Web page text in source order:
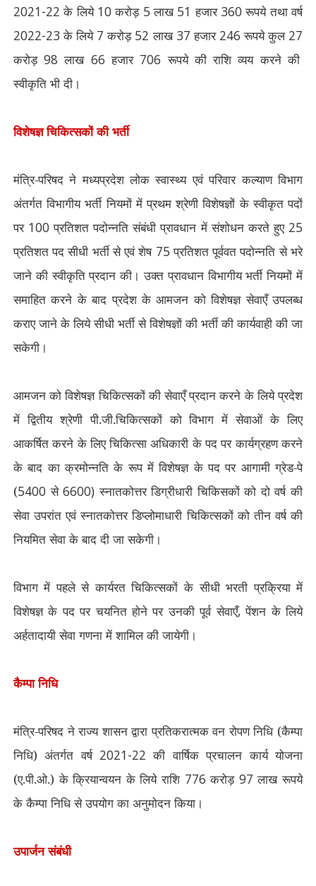
2021-22 के लिये 10 करोड़ 5 लाख 51 हजार 360 रूपये तथा वर्ष
2022-23 के लिये 7 करोड़ 52 लाख 37 हजार 246 रूपये कुल 27
करोड़98 लाख 66 हजार 706 रूपये की राशि व्यय करने की
स्वीकृति भी दी।
विशेषज्ञ चिकित्सकों की भर्ती
मंत्रि-परिषद ने मध्यप्रदेश लोक स्वास्थ्य एवं परिवार कल्याण विभाग
अंतर्गत विभागीय भर्ती नियमों में प्रथम श्रेणी विशेषज्ञों के स्वीकृत पदों
पर 100 प्रतिशत पदोन्नति संबंधी प्रावधान में संशोधन करते हुए 25
प्रतिशत पद सीधी भर्ती से एवं शेष 75 प्रतिशत पूर्ववत पदोन्नति से भरे
जाने की स्वीकृति प्रदान की। उक्त प्रावधान विभागीय भर्ती नियमों में
समाहित करने के बाद प्रदेश के आमजन को विशेषज्ञ सेवाएँ उपलब्ध
कराए जाने के लिये सीधी भर्ती से विशेषज्ञों की भर्ती की कार्यवाही की जा
सकेगी।
आमजन को विशेषज्ञ चिकित्सकों की सेवाएँ प्रदान करने के लिये प्रदेश
में द्वितीय श्रेणी पी.जी.चिकित्सकों को विभाग में सेवाओं के लिए
आकर्षित करने के लिए चिकित्सा अधिकारी के पद पर कार्यग्रहण करने
के बाद का क्रमोन्नति के रूप में विशेषज्ञ के पद पर आगामी ग्रेड-पे
(5400 से6600)स्नातकोत्तर डिग्रीधारी चिकिसकों को दो वर्ष की
सेवा उपरांत एवं स्नातकोत्तर डिप्लोमाधारी चिकित्सकों को तीन वर्ष की
नियमित सेवा के बाद दी जा सकेगी।
विभाग में पहले से कार्यरत चिकित्सकों के सीधी भरती प्रक्रिया में
विशेषज्ञ के पद पर चयनित होने पर उनकी पूर्व सेवाएँ,पेंशन के लिये
अर्हतादायी सेवा गणना में शामिल की जायेगी।
कैम्पा निधि
मंत्रि-परिषद ने राज्य शासन द्वारा प्रतिकरात्मक वन रोपण निधि (कैम्पा
निधि) अंतर्गत वर्ष 2021-22 की वार्षिक प्रचालन कार्य योजना
(ए.पी.ओ.) के क्रियान्वयन के लिये राशि 776 करोड़ 97 लाख रूपये
के कैम्पा निधि से उपयोग का अनुमोदन किया।
उपार्जन संबंधी